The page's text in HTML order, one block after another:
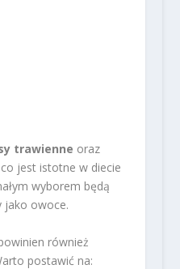
trawienne oraz
jest istotne w diecie
wyborem będą
jako owoce.
również
postawić na: